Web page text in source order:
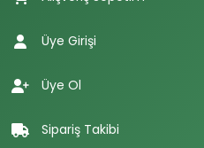
Üye Girişi
Üye Ol
Sipariş Takibi